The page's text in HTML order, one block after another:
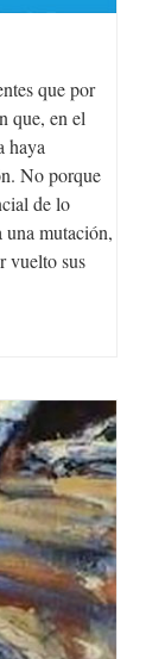
que por
que, en el
haya
No porque
de lo
una mutación,
vuelto sus